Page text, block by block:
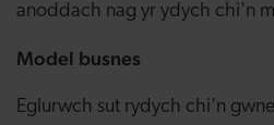
anoddach nag yr ydych chi'n
Model busnes
Eglurwch sut rydych chi'n